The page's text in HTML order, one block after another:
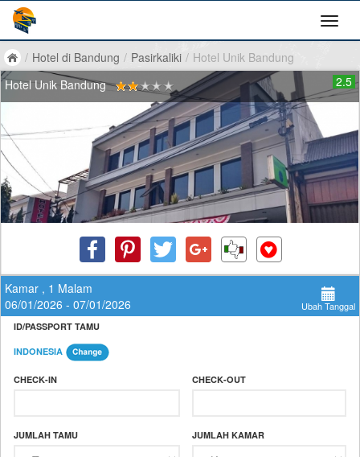
/ Hotel di Bandung / Pasirkaliki / Hotel Unik Bandung
Hotel Unik Bandung
2.5
Kamar , 1 Malam
06/01/2026 - 07/01/2026
Ubah Tanggal
ID/PASSPORT TAMU
INDONESIA
CHECK-IN CHECK-OUT
JUMLAH TAMU JUMLAH KAMAR